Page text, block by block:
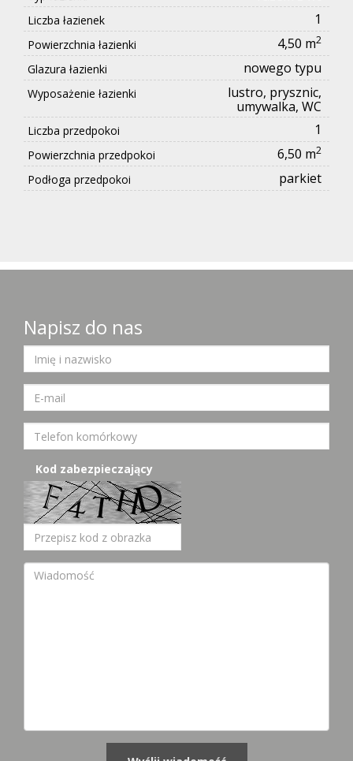
Liczba łazienek 1
Powierzchnia łazienki 4,50 m2
Glazura łazienki nowego typu
Wyposażenie łazienki
lustro, prysznic,
umywalka, WC
Liczba przedpokoi 1
Powierzchnia przedpokoi 6,50 m2
Podłoga przedpokoi parkiet
Napisz do nas
Kod zabezpieczający